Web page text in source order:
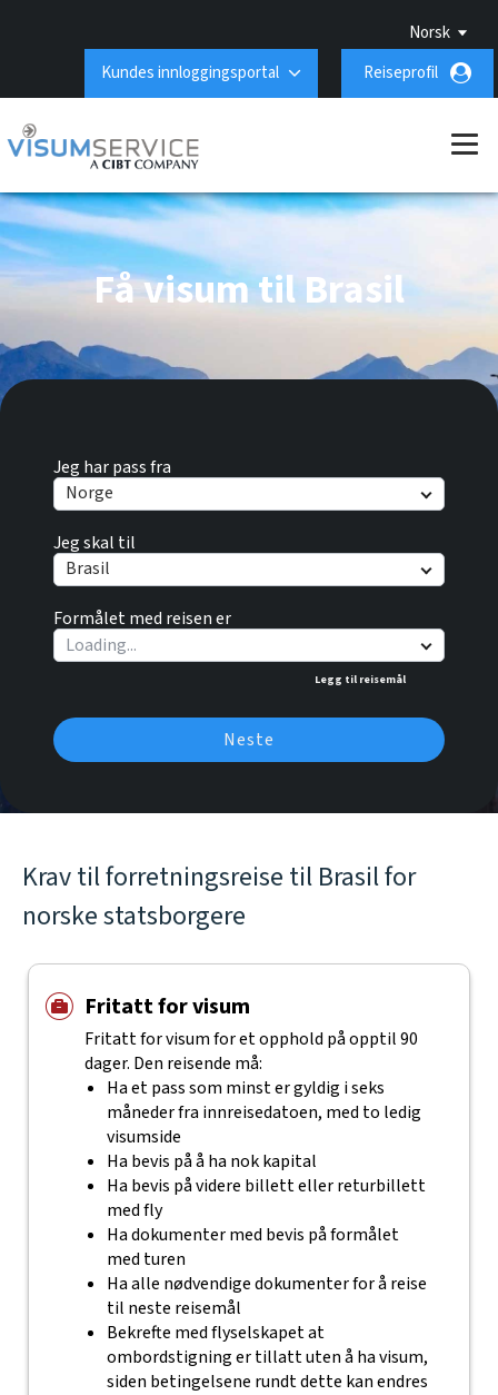
Norsk
Kundes innloggingsportal
Reiseprofil
Jeg har pass fra
Norge
Jeg skal til
Brasil
Formålet med reisen er
Legg til reisemål
Neste
Få visum til Brasil
Krav til forretningsreise til Brasil for
norske statsborgere
Fritatt for visum
Fritatt for visum for et opphold på opptil 90
dager. Den reisende må:
Ha et pass som minst er gyldig i seks
måneder fra innreisedatoen, med to ledig
visumside
Ha bevis på å ha nok kapital
Ha bevis på videre billett eller returbillett
med fly
Ha dokumenter med bevis på formålet
med turen
Ha alle nødvendige dokumenter for å reise
til neste reisemål
Bekrefte med flyselskapet at
ombordstigning er tillatt uten å ha visum,
siden betingelsene rundt dette kan endres